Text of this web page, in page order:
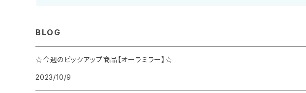
BLOG
☆今週のピックアップ商品【オーラミラー】☆
2023/10/9